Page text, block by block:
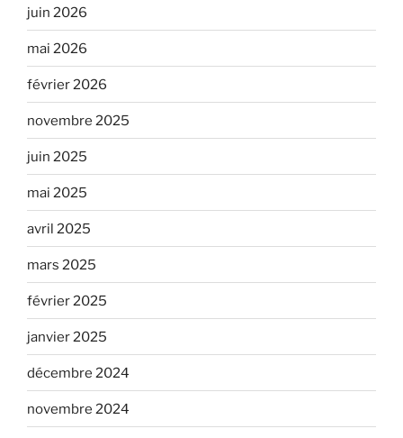
juin 2026
mai 2026
février 2026
novembre 2025
juin 2025
mai 2025
avril 2025
mars 2025
février 2025
janvier 2025
décembre 2024
novembre 2024